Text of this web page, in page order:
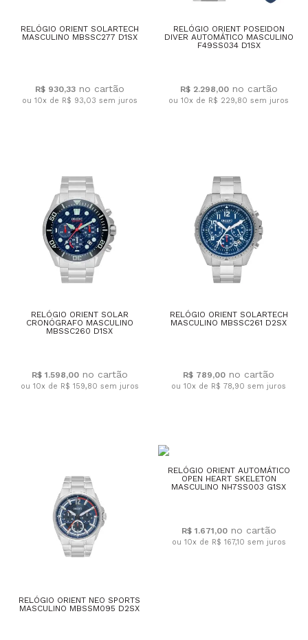
RELÓGIO ORIENT SOLARTECH
MASCULINO MBSSC277 D1SX
R$ 930,33
ou 10x de R$ 93,03 sem juros
RELÓGIO ORIENT POSEIDON
DIVER AUTOMÁTICO MASCULINO
F49SS034 D1SX
R$ 2.298,00
ou 10x de R$ 229,80 sem juros
RELÓGIO ORIENT SOLAR
CRONÓGRAFO MASCULINO
MBSSC260 D1SX
R$ 1.598,00
ou 10x de R$ 159,80 sem juros
RELÓGIO ORIENT SOLARTECH
MASCULINO MBSSC261 D2SX
R$ 789,00
ou 10x de R$ 78,90 sem juros
RELÓGIO ORIENT NEO SPORTS
MASCULINO MBSSM095 D2SX
RELÓGIO ORIENT AUTOMÁTICO
OPEN HEART SKELETON
MASCULINO NH7SS003 G1SX
R$ 1.671,00
ou 10x de R$ 167,10 sem juros